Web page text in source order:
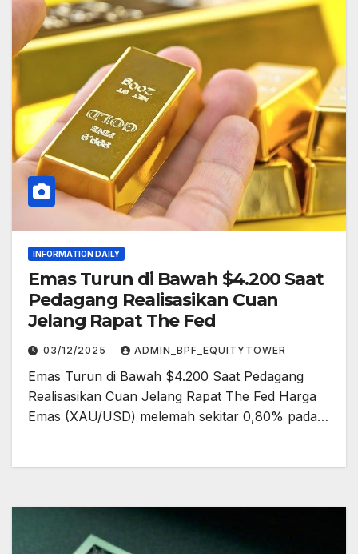
INFORMATION DAILY
Emas Turun di Bawah $4.200 Saat
Pedagang Realisasikan Cuan
Jelang Rapat The Fed
03/12/2025 ADMIN_BPF_EQUITYTOWER
Emas Turun di Bawah $4.200 Saat Pedagang
Realisasikan Cuan Jelang Rapat The Fed Harga
Emas (XAU/USD) melemah sekitar 0,80% pada…